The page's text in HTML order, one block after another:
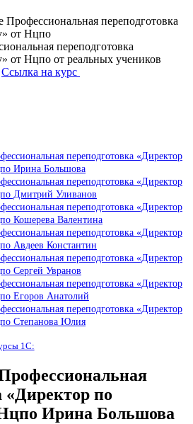
переподготовка
от Нцпо
переподготовка
от Нцпо от реальных учеников
Ссылка на курс
переподготовка «Директор
Ирина Большова
переподготовка «Директор
Дмитрий Уливанов
переподготовка «Директор
Кошерева Валентина
переподготовка «Директор
Авдеев Константин
переподготовка «Директор
Сергей Увранов
переподготовка «Директор
Егоров Анатолий
переподготовка «Директор
Степанова Юлия
1С:
«Директор по
Ирина Большова